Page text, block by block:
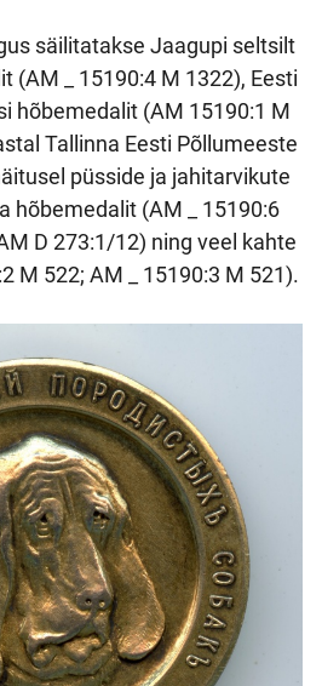
säilitatakse Jaagupi seltsilt
(AM _ 15190:4 M 1322), Eesti
hõbemedalit (AM 15190:1 M
Tallinna Eesti Põllumeeste
püsside ja jahitarvikute
hõbemedalit (AM _ 15190:6
D 273:1/12) ning veel kahte
M 522; AM _ 15190:3 M 521).